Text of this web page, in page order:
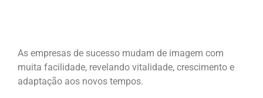
As empresas de sucesso mudam de imagem com
muita facilidade, revelando vitalidade, crescimento e
adaptação aos novos tempos.